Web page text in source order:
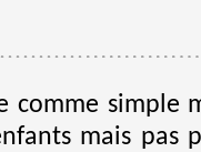
comme simple
mais pas